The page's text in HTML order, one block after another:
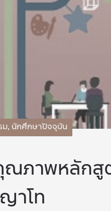
ม, นักศึกษาปัจจุบัน
ณภาพหลักสู
าโท